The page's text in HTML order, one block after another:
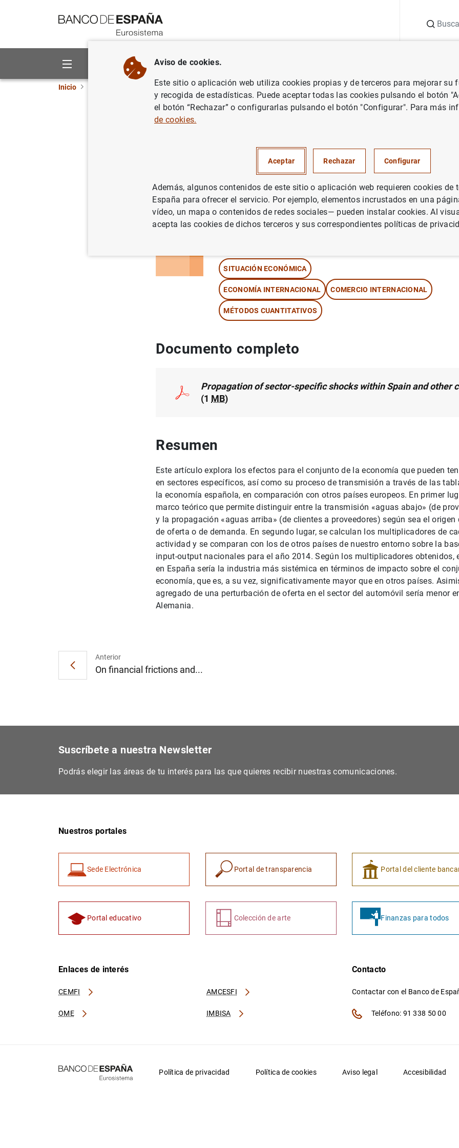
Sobre el Banco Áreas de actuación
Inicio Análisis económico e investigación Documentos de Trabajo Propagation of sector-
Propagation of sector-specific shocks
Spain and other countries
07/08/2019
Serie: Documentos de Trabajo. 1928.
SITUACIÓN ECONÓMICA
ECONOMÍA INTERNACIONAL COMERCIO INTERNACIONAL
MÉTODOS CUANTITATIVOS
Documento completo
Propagation of sector-specific shocks within Spain and other
(1 MB)
Resumen
Este artículo explora los efectos para el conjunto de la economía que pueden
en sectores específicos, así como su proceso de transmisión a través de las
la economía española, en comparación con otros países europeos. En primer
marco teórico que permite distinguir entre la transmisión «aguas abajo» (de
y la propagación «aguas arriba» (de clientes a proveedores) según sea el origen
de oferta o de demanda. En segundo lugar, se calculan los multiplicadores de
actividad y se comparan con los de otros países de nuestro entorno sobre la
input-output nacionales para el año 2014. Según los multiplicadores obtenidos,
en España sería la industria más sistémica en términos de impacto sobre el
economía, que es, a su vez, significativamente mayor que en otros países.
agregado de una perturbación de oferta en el sector del automóvil sería menor
Alemania.
Anterior
On financial frictions and...
Suscríbete a nuestra Newsletter
Podrás elegir las áreas de tu interés para las que quieres recibir nuestras comunicaciones.
Nuestros portales
Sede Electrónica Portal de transparencia Portal del cliente
Portal educativo Colección de arte Finanzas para todos
Enlaces de interés
CEMFI AMCESFI
OME IMBISA
Contacto
Contactar con el Banco de
Teléfono: 91 338 50 00
Política de privacidad Política de cookies Aviso legal Accesibilidad
Aviso de cookies.
Este sitio o aplicación web utiliza cookies propias y de terceros para mejorar su
y recogida de estadísticas. Puede aceptar todas las cookies pulsando el botón
el botón “Rechazar” o configurarlas pulsando el botón "Configurar". Para más
de cookies.
Aceptar Rechazar Configurar
Además, algunos contenidos de este sitio o aplicación web requieren cookies de
España para ofrecer el servicio. Por ejemplo, elementos incrustados en una
vídeo, un mapa o contenidos de redes sociales— pueden instalar cookies. Al
acepta las cookies de dichos terceros y sus correspondientes políticas de